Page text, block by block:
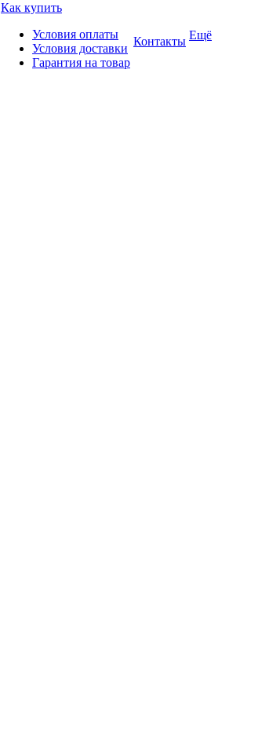
Как купить
Условия оплаты
Условия доставки
Гарантия на товар
Контакты Ещё